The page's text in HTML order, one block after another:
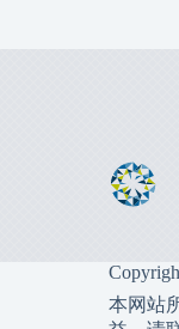
本网站